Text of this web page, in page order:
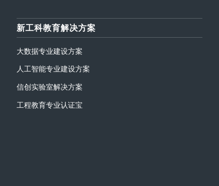
新工科教育解决方案
大数据专业建设方案
人工智能专业建设方案
信创实验室解决方案
工程教育专业认证宝